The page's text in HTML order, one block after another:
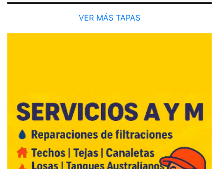
VER MÁS TAPAS